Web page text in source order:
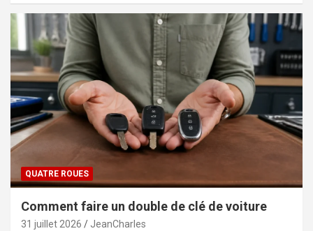
QUATRE ROUES
Comment faire un double de clé de voiture
31 juillet 2026 JeanCharles